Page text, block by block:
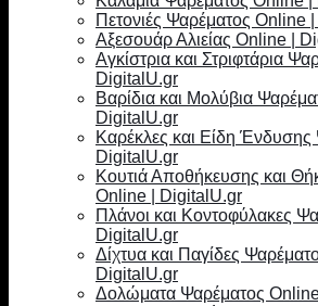
Πετονιές Ψαρέματος Online
Αξεσουάρ Αλιείας Online |
Αγκίστρια και Στριφτάρια
DigitalU.gr
Βαρίδια και Μολύβια
DigitalU.gr
Καρέκλες και Είδη Ένδυσης
DigitalU.gr
Κουτιά Αποθήκευσης και
Online | DigitalU.gr
Πλάνοι και Κοντοφύλακες
DigitalU.gr
Δίχτυα και Παγίδες
DigitalU.gr
Δολώματα Ψαρέματος